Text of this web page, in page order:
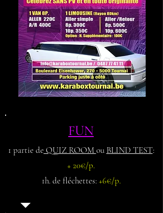
FUN
1 partie de QUIZ ROOMou BLIND TEST:
+ 20€/p.
1h. de fléchettes:+6€/p.